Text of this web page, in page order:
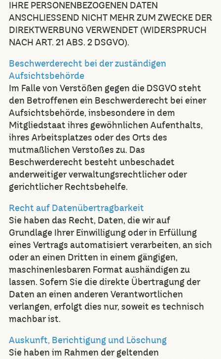
IHRE PERSONENBEZOGENEN DATEN
ANSCHLIESSEND NICHT MEHR ZUM ZWECKE DER
DIREKTWERBUNG VERWENDET (WIDERSPRUCH
NACH ART. 21 ABS. 2 DSGVO).
Beschwerderecht bei der zuständigen
Aufsichtsbehörde
Im Falle von Verstößen gegen die DSGVO steht
den Betroffenen ein Beschwerderecht bei einer
Aufsichtsbehörde, insbesondere in dem
Mitgliedstaat ihres gewöhnlichen Aufenthalts,
ihres Arbeitsplatzes oder des Orts des
mutmaßlichen Verstoßes zu. Das
Beschwerderecht besteht unbeschadet
anderweitiger verwaltungsrechtlicher oder
gerichtlicher Rechtsbehelfe.
Recht auf Datenübertragbarkeit
Sie haben das Recht, Daten, die wir auf
Grundlage Ihrer Einwilligung oder in Erfüllung
eines Vertrags automatisiert verarbeiten, an sich
oder an einen Dritten in einem gängigen,
maschinenlesbaren Format aushändigen zu
lassen. Sofern Sie die direkte Übertragung der
Daten an einen anderen Verantwortlichen
verlangen, erfolgt dies nur, soweit es technisch
machbar ist.
Auskunft, Berichtigung und Löschung
Sie haben im Rahmen der geltenden